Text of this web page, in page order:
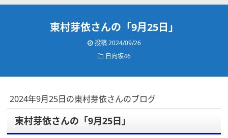
東村芽依さんの「9月25日」
投稿2024/09/26
日向坂46
2024年9月25日の東村芽依さんのブログ
東村芽依さんの「9月25日」